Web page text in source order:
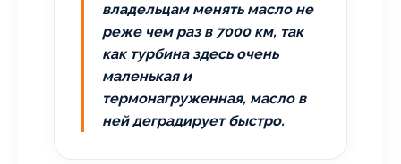
владельцам менять масло не
реже чем раз в 7000 км, так
как турбина здесь очень
маленькая и
термонагруженная, масло в
ней деградирует быстро.